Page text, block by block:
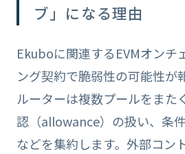
ブ」になる理由
Ekuboに関連するEVMオンチ
ング契約で脆弱性の可能性が
ルーターは複数プールをまた
認（allowance）の扱い、条
などを集約します。外部コン